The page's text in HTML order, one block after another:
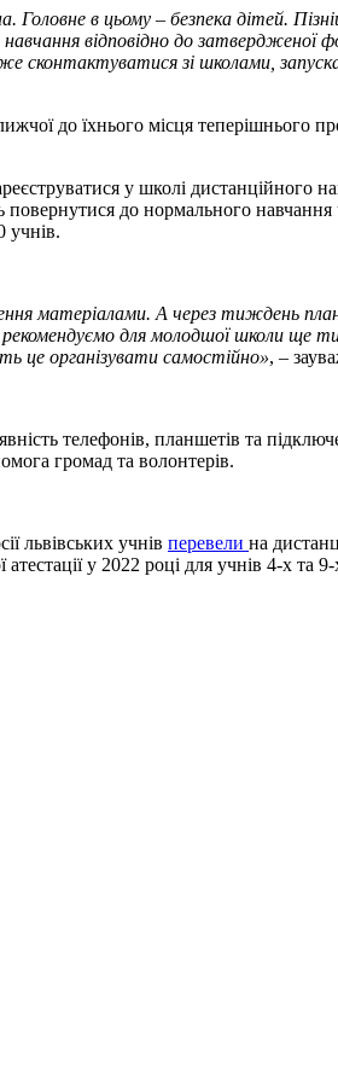
в цьому – безпека дітей.
навчання відповідно до
сконтактуватися зі школами,
до їхнього місця теперішнього
у школі дистанційного
повернутися до нормального
учнів.
матеріалами. А через тиждень
для молодшої школи
це організувати самостійно», –
телефонів, планшетів та
громад та волонтерів.
львівських учнів перевели на
у 2022 році для учнів 4-х та